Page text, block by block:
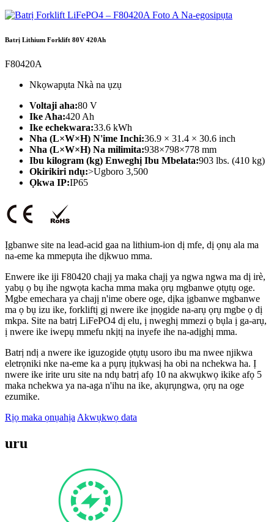
Batrị Lithium Forklift 80V 420Ah
F80420A
Nkọwapụta Nkà na ụzụ
Voltaji aha:80 V
Ike Aha:420 Ah
Ike echekwara:33.6 kWh
Nha (L×W×H) N'ime Inchi:36.9 × 31.4 × 30.6 inch
Nha (L×W×H) Na milimita:938×798×778 mm
Ibu kilogram (kg) Enweghị Ibu Mbelata:903 lbs. (410 kg)
Okirikiri ndụ:>Ugboro 3,500
Ọkwa IP:IP65
Ịgbanwe site na lead-acid gaa na lithium-ion dị mfe, dị ọnụ ala ma
na-eme ka mmepụta ihe dịkwuo mma.
Enwere ike iji F80420 chajị ya maka chajị ya ngwa ngwa ma dị irè,
yabụ ọ bụ ihe ngwọta kacha mma maka ọrụ mgbanwe ọtụtụ oge.
Mgbe emechara ya chajị n'ime obere oge, dịka ịgbanwe mgbanwe
ma ọ bụ izu ike, forkliftị gị nwere ike ịnọgide na-arụ ọrụ mgbe ọ dị
mkpa. Site na batrị LiFePO4 dị elu, ị nweghị mmezi ọ bụla ị ga-arụ,
ị nwere ike iwepụ mmefu nkịtị na inyefe ihe na-adịghị mma.
Batrị ndị a nwere ike iguzogide ọtụtụ usoro ibu ma nwee njikwa
eletrọniki nke na-eme ka a pụrụ ịtụkwasị ha obi na nchekwa ha. Ị
nwere ike irite uru site na ndụ batrị afọ 10 na akwụkwọ ikike afọ 5
maka nchekwa ya na-aga n'ihu na ike, akụrụngwa, ọrụ na oge
ezumike.
Rịọ maka ọnụahịa Akwụkwọ data
uru